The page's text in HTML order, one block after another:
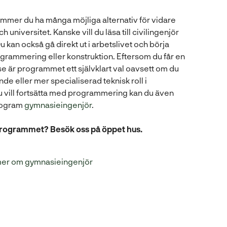
du ha många möjliga alternativ för vidare
universitet. Kanske vill du läsa till civilingenjör
kan också gå direkt ut i arbetslivet och börja
eller konstruktion. Eftersom du får en
är programmet ett självklart val oavsett om du
eller mer specialiserad teknisk roll i
vill fortsätta med programmering kan du även
gymnasieingenjör.
Besök oss på öppet hus.
om gymnasieingenjör